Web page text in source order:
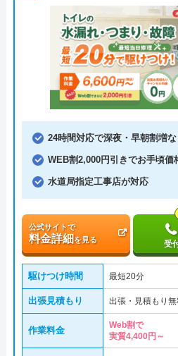
24時間対応で深夜・早朝割増な
WEB割2,000円引きでお手頃価
水道局指定工事店が対応
公式サイトで
料金詳細を見る 受
駆けつけ時間 最短20分
出張見積もり 出張・見積もり無
作業料金
Web割で
実質4,400円～